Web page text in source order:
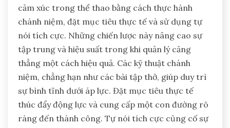
cảm xúc trong thể thao bằng cách thực hành
chánh niệm, đặt mục tiêu thực tế và sử dụng tự
nói tích cực. Những chiến lược này nâng cao sự
tập trung và hiệu suất trong khi quản lý căng
thẳng một cách hiệu quả. Các kỹ thuật chánh
niệm, chẳng hạn như các bài tập thở, giúp duy trì
sự bình tĩnh dưới áp lực. Đặt mục tiêu thực tế
thúc đẩy động lực và cung cấp một con đường rõ
ràng đến thành công. Tự nói tích cực củng cố sự